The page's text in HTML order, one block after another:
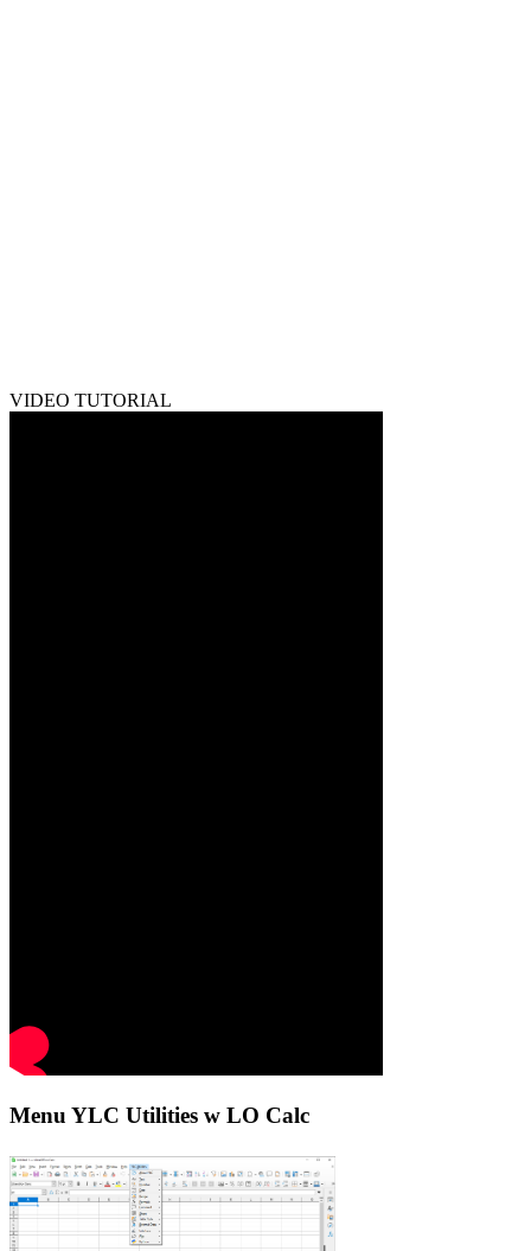
VIDEO TUTORIAL
Menu YLC Utilities w LO Calc